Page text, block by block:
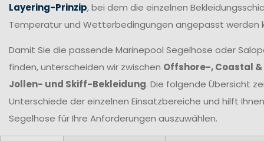
Layering-Prinzip, bei dem die einzelnen
Temperatur und Wetterbedingungen angepasst werden
Damit Sie die passende Marinepool Segelhose oder
finden, unterscheiden wir zwischen Offshore-, Coastal
Jollen- und Skiff-Bekleidung. Die folgende Übersicht
Unterschiede der einzelnen Einsatzbereiche und hilft
Segelhose für Ihre Anforderungen auszuwählen.